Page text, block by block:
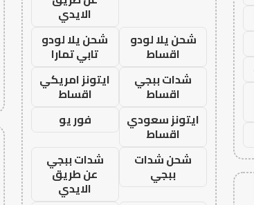
الايدي
شحن يلا لودو
اقساط
شحن يلا لودو
تابي تمارا
شدات ببجي
اقساط
ايتونز امريكي
اقساط
ايتونز سعودي
اقساط
فور يو
شحن شدات
ببجي
شدات ببجي
عن طريق
الايدي